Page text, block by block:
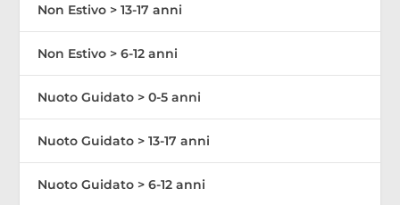
Non Estivo > 13-17 anni
Non Estivo > 6-12 anni
Nuoto Guidato > 0-5 anni
Nuoto Guidato > 13-17 anni
Nuoto Guidato > 6-12 anni